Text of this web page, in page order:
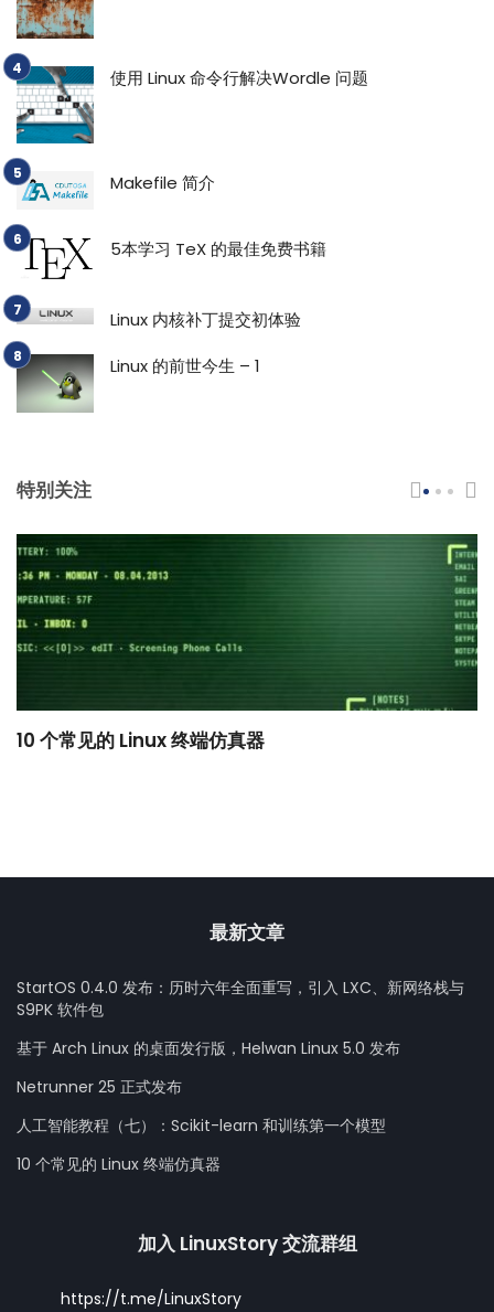
使用 Linux 命令行解决Wordle 问题
Makefile 简介
5本学习 TeX 的最佳免费书籍
Linux 内核补丁提交初体验
Linux 的前世今生 – 1
特别关注
10 个常见的 Linux 终端仿真器
最新文章
StartOS 0.4.0 发布：历时六年全面重写，引入 LXC、新网络栈与
S9PK 软件包
基于 Arch Linux 的桌面发行版，Helwan Linux 5.0 发布
Netrunner 25 正式发布
人工智能教程（七）：Scikit-learn 和训练第一个模型
10 个常见的 Linux 终端仿真器
加入 LinuxStory 交流群组
https://t.me/LinuxStory